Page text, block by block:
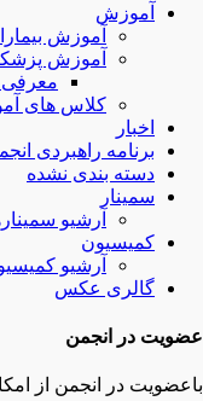
آموزش
آموزش
آموزش
معرفی
کلاس های
اخبار
برنامه راهبردی
دسته بندی نشده
سمینار
آرشیو
کمیسیون
آرشیو
گالری عکس
عضویت در انجمن
باعضویت در انجمن از